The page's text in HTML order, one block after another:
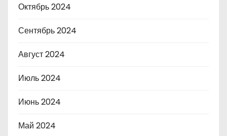
Октябрь 2024
Сентябрь 2024
Август 2024
Июль 2024
Июнь 2024
Май 2024